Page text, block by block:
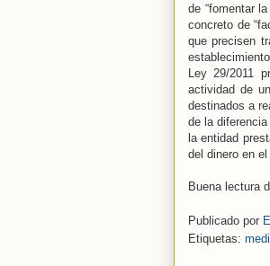
de “fomentar
concreto de
que precisen
Ley 29/2011
actividad de
destinados a
de la
la entidad
del dinero en
Buena lectura
Publicado por
Etiquetas: